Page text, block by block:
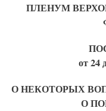
ПЛЕНУМ
от 24
О НЕКОТОРЫХ
О